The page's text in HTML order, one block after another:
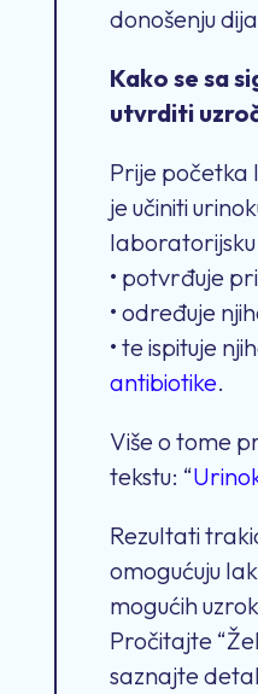
donošenju
Kako se sa
utvrditi
Prije početka
je učiniti
• potvrđuje
• određuje
• te ispituje
antibiotike.
Više o tome
tekstu: “
Rezultati
omogućuju
mogućih
Pročitajte
saznajte